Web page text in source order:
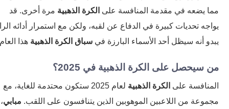
يضعه في مقدمة المنافسة علىالكرة الذهبية مرة أخرى. قد
تحديات كبيرة في الدفاع عن لقبه، ولكن مع استمرار أدائه الرائع،
أنه سيظل أحد الأسماء البارزة في سباق الكرة الذهبية هذا العام.
على الكرة الذهبية في 2025؟
علىالكرة الذهبية
لعام 2025 ستكون محتدمة للغاية، مع
من اللاعبين الموهوبين الذين يتنافسون على اللقب.مبابي